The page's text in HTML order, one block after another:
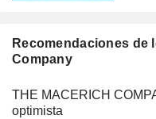
Recomendaciones de
Company
THE MACERICH
optimista